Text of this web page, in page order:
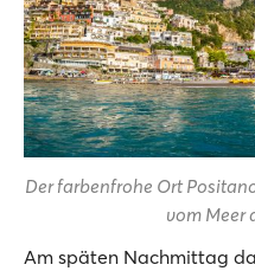
Der farbenfrohe Ort
vom Meer
Am späten Nachmittag